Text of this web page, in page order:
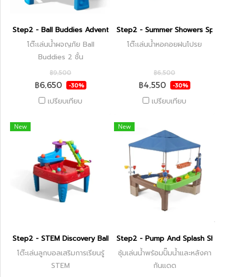
Step2 - Ball Buddies Adventure Center
โต๊ะเล่นน้ำผจญภัย Ball
Buddies 2 ชั้น
฿9,500
฿6,650 -30%
เปรียบเทียบ
Step2 - Summer Showers
โต๊ะเล่นน้ำหอคอยฝนโปรย
฿6,500
฿4,550 -30%
เปรียบเทียบ
New
Step2 - STEM Discovery Ball Table
โต๊ะเล่นลูกบอลเสริมการเรียนรู้
STEM
New
Step2 - Pump And Splash
ซุ้มเล่นน้ำพร้อมปั๊มน้ำและหลังคา
กันแดด